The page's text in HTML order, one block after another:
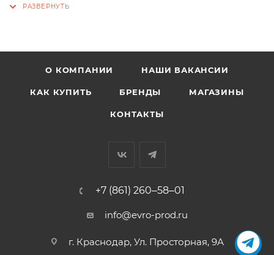
О КОМПАНИИ НАШИ ВАКАНСИИ
КАК КУПИТЬ БРЕНДЫ МАГАЗИНЫ
КОНТАКТЫ
+7 (861) 260‒58‒01
info@evro-prod.ru
г. Краснодар, ​Ул. Просторная, 9А